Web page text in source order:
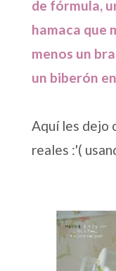
de fórmula,
hamaca que
menos un
un biberón
Aquí les dejo
reales :'(